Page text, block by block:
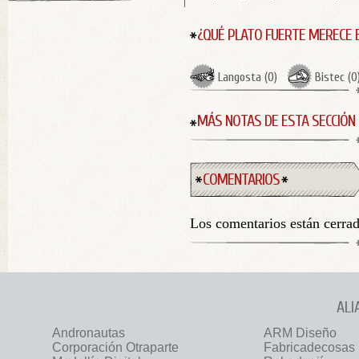
¿QUÉ PLATO FUERTE MERECE
Langosta (0) Bistec (0
MÁS NOTAS DE ESTA SECCIÓN
COMENTARIOS
Los comentarios están
Andronautas
ARM Diseño
Corporación Otraparte
Fabricadecosas